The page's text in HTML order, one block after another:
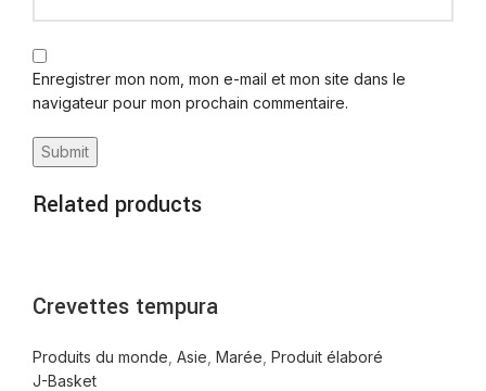
Enregistrer mon nom, mon e-mail et mon site dans le
navigateur pour mon prochain commentaire.
Related products
Crevettes tempura
Produits du monde Asie Marée Produit élaboré
J-Basket